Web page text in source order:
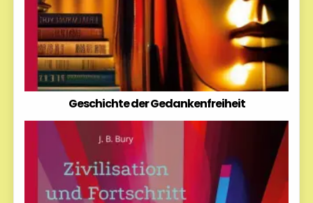
Geschichte der Gedankenfreiheit